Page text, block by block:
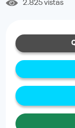
2.825 vistas